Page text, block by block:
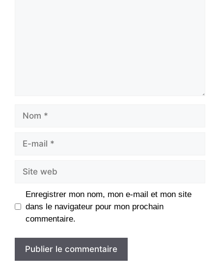
Nom
Site
Enregistrer mon nom, mon e-mail et mon site
dans le navigateur pour mon prochain
commentaire.